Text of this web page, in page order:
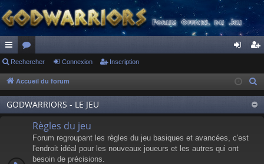
ac
co
ur
ci
or
u
m
s
ne
xi
on
cri
pti
on
Rechercher Connexion Inscription
Accueil du forum
GODWARRIORS - LE JEU
Règles du jeu
Forum regroupant les règles du jeu basiques et avancées, c'est
l'endroit idéal pour les nouveaux joueurs et les autres qui ont
besoin de précisions.